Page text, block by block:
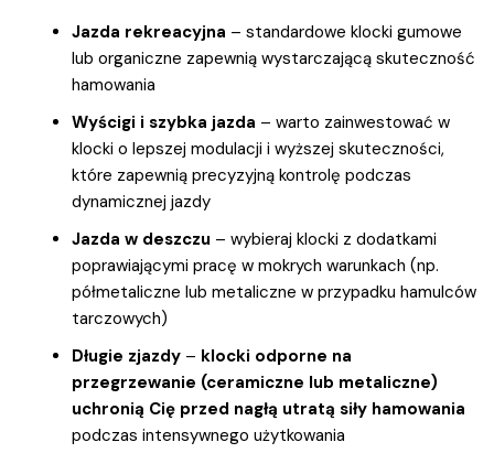
Jazda rekreacyjna – standardowe klocki gumowe
lub organiczne zapewnią wystarczającą skuteczność
hamowania
Wyścigi i szybka jazda – warto zainwestować w
klocki o lepszej modulacji i wyższej skuteczności,
które zapewnią precyzyjną kontrolę podczas
dynamicznej jazdy
Jazda w deszczu – wybieraj klocki z dodatkami
poprawiającymi pracę w mokrych warunkach (np.
półmetaliczne lub metaliczne w przypadku hamulców
tarczowych)
Długie zjazdy – klocki odporne na
przegrzewanie (ceramiczne lub metaliczne)
uchronią Cię przed nagłą utratą siły hamowania
podczas intensywnego użytkowania